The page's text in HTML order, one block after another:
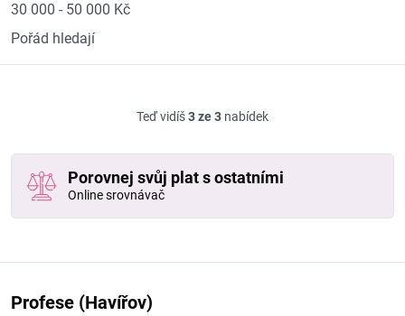
30 000 - 50 000 Kč
Pořád hledají
Teď vidíš3 ze 3 nabídek
Porovnej svůj plat s ostatními
Online srovnávač
Profese (Havířov)